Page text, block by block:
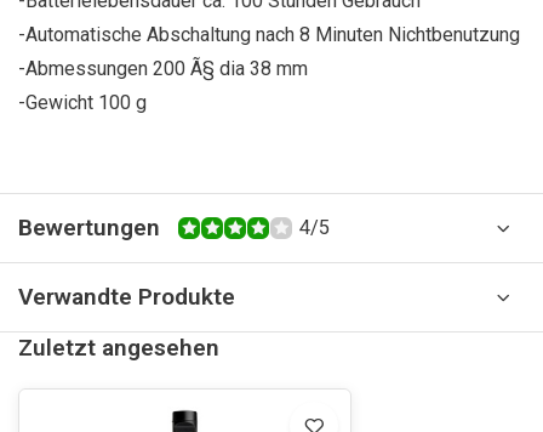
-Automatische Abschaltung nach 8 Minuten Nichtbenutzung
-Abmessungen 200 Ã§ dia 38 mm
-Gewicht 100 g
Bewertungen 4/5
Verwandte Produkte
Zuletzt angesehen